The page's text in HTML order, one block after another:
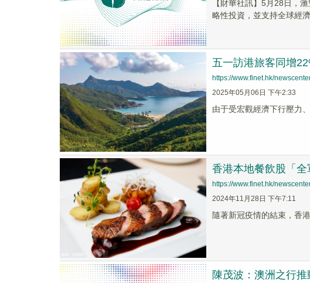
【財華社訊】5月28日，
略性投資，並支持全球經
五一訪港旅客同增
https://www.finet.hk/
2025年05月06日 下午2:33
由于受宏觀經濟下行壓力
香港本地餐飲股「
https://www.finet.hk/
2024年11月28日 下午7:11
隨著新冠疫情的結束，香
陳茂波：澳洲之行